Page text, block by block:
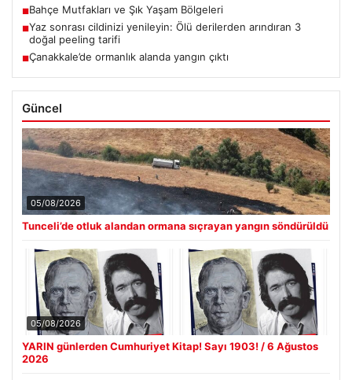
■Bahçe Mutfakları ve Şık Yaşam Bölgeleri
■Yaz sonrası cildinizi yenileyin: Ölü derilerden arındıran 3
doğal peeling tarifi
■Çanakkale’de ormanlık alanda yangın çıktı
Güncel
05/08/2026
Tunceli’de otluk alandan ormana sıçrayan yangın söndürüldü
05/08/2026
YARIN günlerden Cumhuriyet Kitap! Sayı 1903! / 6 Ağustos
2026